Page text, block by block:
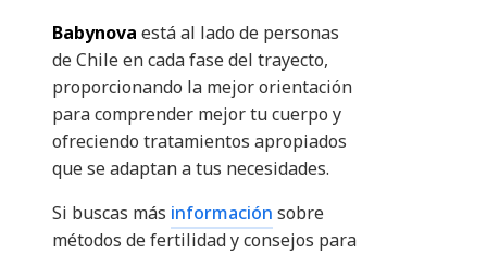
Babynova está al lado de personas
de Chile en cada fase del trayecto,
proporcionando la mejor orientación
para comprender mejor tu cuerpo y
ofreciendo tratamientos apropiados
que se adaptan a tus necesidades.
Si buscas más información sobre
métodos de fertilidad y consejos para